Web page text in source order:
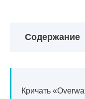
Содержание
Кричать